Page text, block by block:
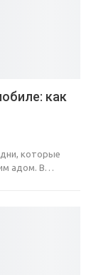
как
которые
адом. В…